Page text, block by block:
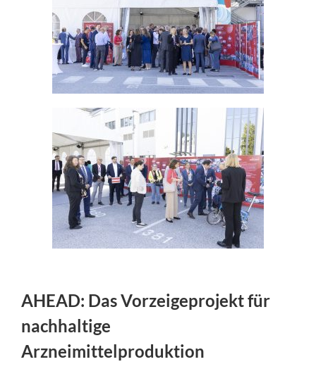
AHEAD: Das Vorzeigeprojekt für
nachhaltige
Arzneimittelproduktion